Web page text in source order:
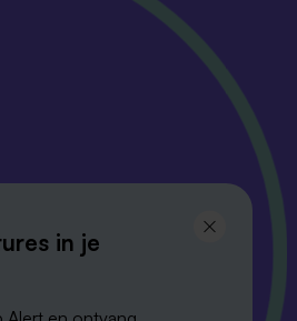
op de hoogte
in je